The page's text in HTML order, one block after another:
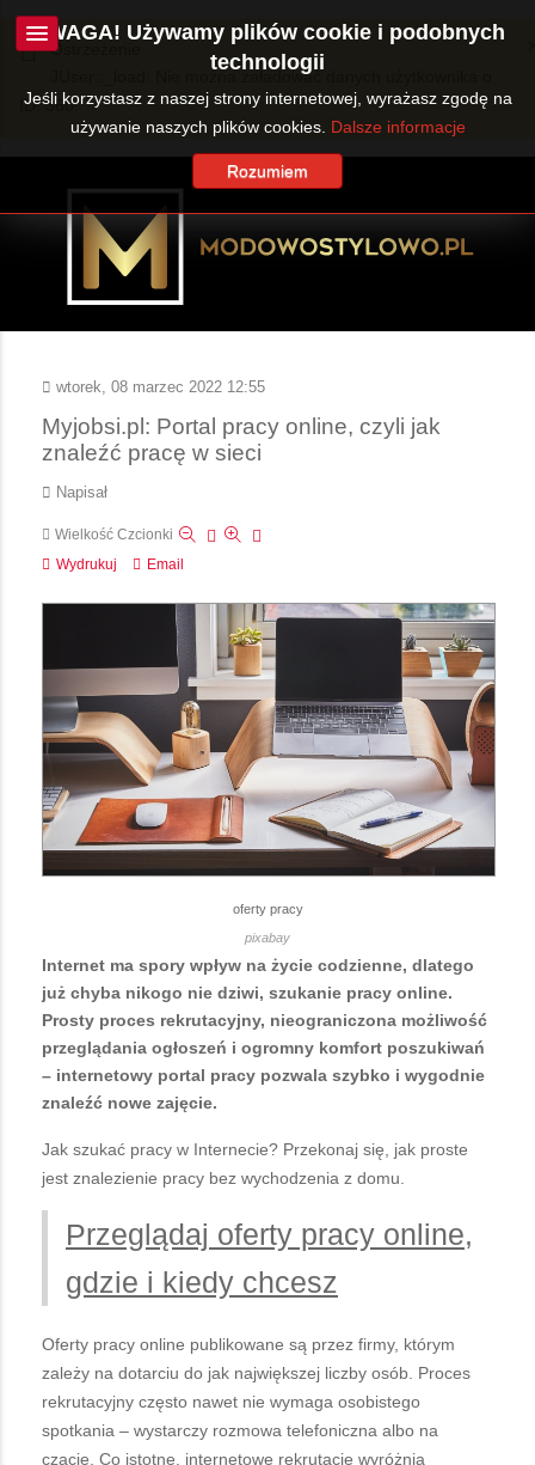
Ostrzeżenie
JUser::_load: Nie można załadować danych użytkownika o
ID: 360.
wtorek, 08 marzec 2022 12:55
Myjobsi.pl: Portal pracy online, czyli jak
znaleźć pracę w sieci
Napisał
Wielkość Czcionki
Wydrukuj
Email
oferty pracy
pixabay
Internet ma spory wpływ na życie codzienne, dlatego
już chyba nikogo nie dziwi, szukanie pracy online.
Prosty proces rekrutacyjny, nieograniczona możliwość
przeglądania ogłoszeń i ogromny komfort poszukiwań
– internetowy portal pracy pozwala szybko i wygodnie
znaleźć nowe zajęcie.
Jak szukać pracy w Internecie? Przekonaj się, jak proste
jest znalezienie pracy bez wychodzenia z domu.
Przeglądaj oferty pracy online,
gdzie i kiedy chcesz
Oferty pracy online publikowane są przez firmy, którym
zależy na dotarciu do jak największej liczby osób. Proces
rekrutacyjny często nawet nie wymaga osobistego
spotkania – wystarczy rozmowa telefoniczna albo na
czacie. Co istotne, internetowe rekrutacje wyróżnia
UWAGA! Używamy plików cookie i podobnych
technologii
Jeśli korzystasz z naszej strony internetowej, wyrażasz zgodę na
używanie naszych plików cookies. Dalsze informacje
Rozumiem